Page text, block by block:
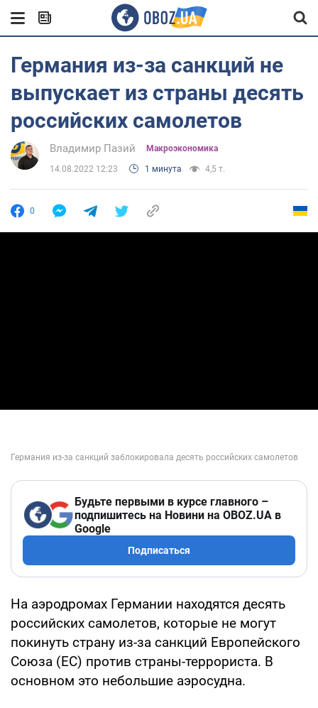
Германия из-за санкций не
выпускает из страны десять
российских самолетов
Владимир Пазий Mакроэкономика
14.08.2022 12:23 1 минута 4,5 т.
0
Будьте первыми в курсе главного –
подпишитесь на Новини на OBOZ.UA в
Google
Подписаться
На аэродромах Германии находятся десять
российских самолетов, которые не могут
покинуть страну из-за санкций Европейского
Союза (ЕС) против страны-террориста. В
основном это небольшие аэросудна.